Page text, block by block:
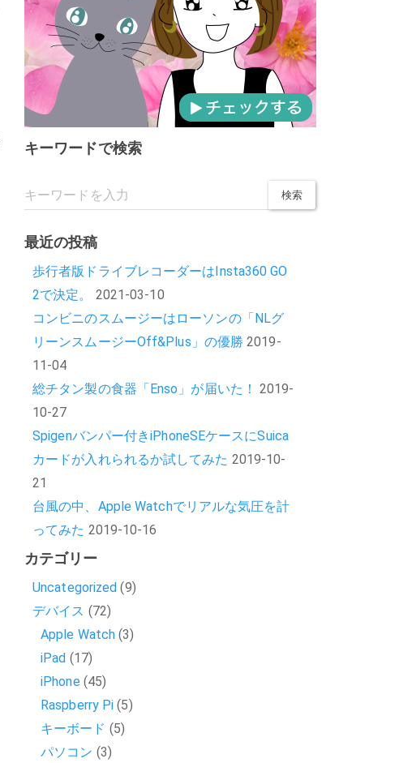
キーワードで検索
最近の投稿
歩行者版ドライブレコーダーはInsta360 GO
2で決定。
2021-03-10
コンビニのスムージーはローソンの「NLグ
リーンスムージーOff&Plus」の優勝 2019-
11-04
総チタン製の食器「Enso」が届いた！ 2019-
10-27
Spigenバンパー付きiPhoneSEケースにSuica
カードが入れられるか試してみた 2019-10-
21
台風の中、Apple Watchでリアルな気圧を計
ってみた 2019-10-16
カテゴリー
Uncategorized (9)
デバイス (72)
Apple Watch (3)
iPad (17)
iPhone(45)
Raspberry Pi (5)
キーボード (5)
パソコン (3)